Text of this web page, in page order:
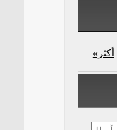
أكثر»